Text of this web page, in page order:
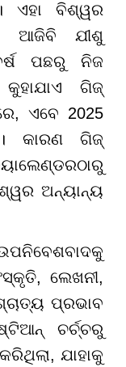
ଏହା ବିଶ୍ୱର
ଆଜିବି ଯୀଶୁ
ପଛରୁ ନିଜ
ଗିଜ୍
ଏବେ 2025
କାରଣ ଗିଜ୍
ଅନ୍ୟାନ୍ୟ
ଲେଖନୀ,
ପ୍ରଭାବ
ଚର୍ଚ୍ଚରୁ
ଯାହାକୁ